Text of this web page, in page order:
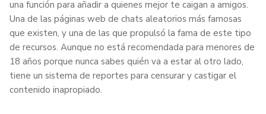
una función para añadir a quienes mejor te caigan a amigos.
Una de las páginas web de chats aleatorios más famosas
que existen, y una de las que propulsó la fama de este tipo
de recursos. Aunque no está recomendada para menores de
18 años porque nunca sabes quién va a estar al otro lado,
tiene un sistema de reportes para censurar y castigar el
contenido inapropiado.